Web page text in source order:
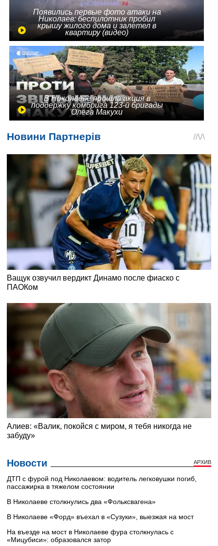
Появились первые фото атаки на
Николаев: беспилотник пробил
крышу жилого дома и залетел в
квартиру (видео)
В Николаеве прошла акция в
поддержку комбрига 123-й бригады
Олега Макухи
Новости АРХИВ
ДТП с фурой под Николаевом: водитель легковушки погиб,
пассажирка в тяжелом состоянии
В Николаеве столкнулись два «Фольксвагена»
В Николаеве «Форд» въехал в «Сузуки», выезжая на мост
На въезде на мост в Николаеве фура столкнулась с
«Мицубиси»: образовался затор